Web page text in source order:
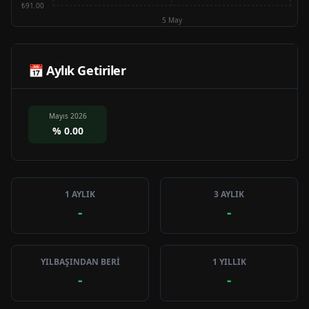
5 May
₺91.00
📅 Aylık Getiriler
Mayıs 2026
% 0.00
1 AYLIK
-
3 AYLIK
-
YILBAŞINDAN BERİ
-
1 YILLIK
-